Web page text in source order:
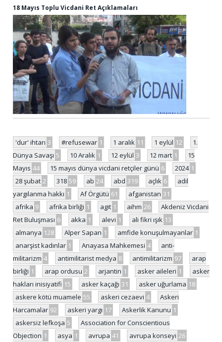
18 Mayıs Toplu Vicdani Ret Açıklamaları
'dur' ihtarı 3 #refusewar 1 1 aralık 11 1 eylül 12
1.
Dünya Savaşı 5 10 Aralık 1 12 eylül 3 12 mart 1
15
Mayıs 44 15 mayıs dünya vicdani retçiler günü 6 2024 1
28 şubat 2 318 59 ab 24 abd 319 açlık 6
adil
yargılanma hakkı 1 Af Örgütü 61 afganistan 31
afrika 9 afrika birliği 1 agit 1 aihm 26
Akdeniz Vicdani
Ret Buluşması 6 akka 1 alevi 1 ali fikri ışık 13
almanya 128 Alper Sapan 1 amfide konuşulmayanlar 1
anarşist kadınlar 1 Anayasa Mahkemesi 4
anti-
militarizm 4 antimilitarist medya 8 antimilitarizm 97
arap
birliği 1 arap ordusu 2 arjantin 1 asker aileleri 1
asker
hakları inisiyatifi 15 asker kaçağı 31 asker uğurlama 18
askere kötü muamele 55 askeri cezaevi 4
Askeri
Harcamalar 92 askeri yargı 17 Askerlik Kanunu 1
askersiz lefkoşa 5
Association for Conscientious
Objection 1 asya 1 avrupa 41 avrupa konseyi 26